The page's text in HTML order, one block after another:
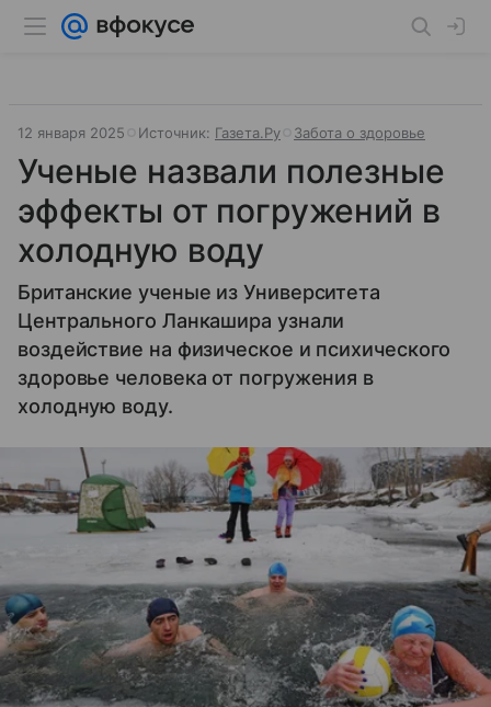
12 января 2025 Источник: Газета.Ру Забота о здоровье
Ученые назвали полезные
эффекты от погружений в
холодную воду
Британские ученые из Университета
Центрального Ланкашира узнали
воздействие на физическое и психического
здоровье человека от погружения в
холодную воду.